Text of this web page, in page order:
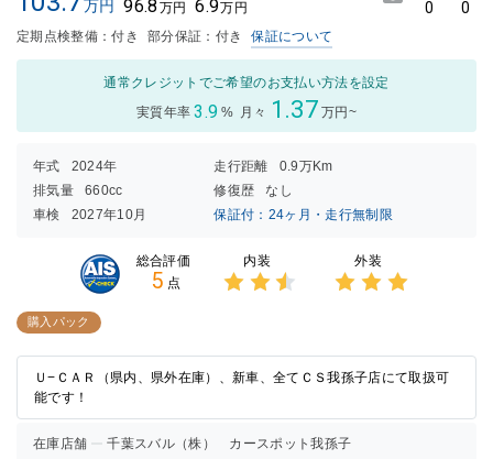
万円 96.8 万円 6.9万円 0 0
定期点検整備：付き 部分保証：付き 保証について
通常クレジットでご希望のお支払い方法を設定
実質年率 3.9 % 月々 1.37 万円~
年式 2024年 走行距離
0.9万Km
排気量
660cc 修復歴
なし
車検
2027年10月 保証付：24ヶ月・走行無制限
総合評価
5 点
内装 外装
購入パック
Ｕ−ＣＡＲ（県内、県外在庫）、新車、全てＣＳ我孫子店にて取扱可
能です！
在庫店舗 千葉スバル（株） カースポット我孫子